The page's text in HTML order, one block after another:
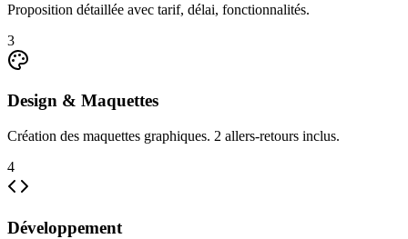
Proposition détaillée avec tarif, délai, fonctionnalités.
3
Design & Maquettes
Création des maquettes graphiques. 2 allers-retours inclus.
4
Développement